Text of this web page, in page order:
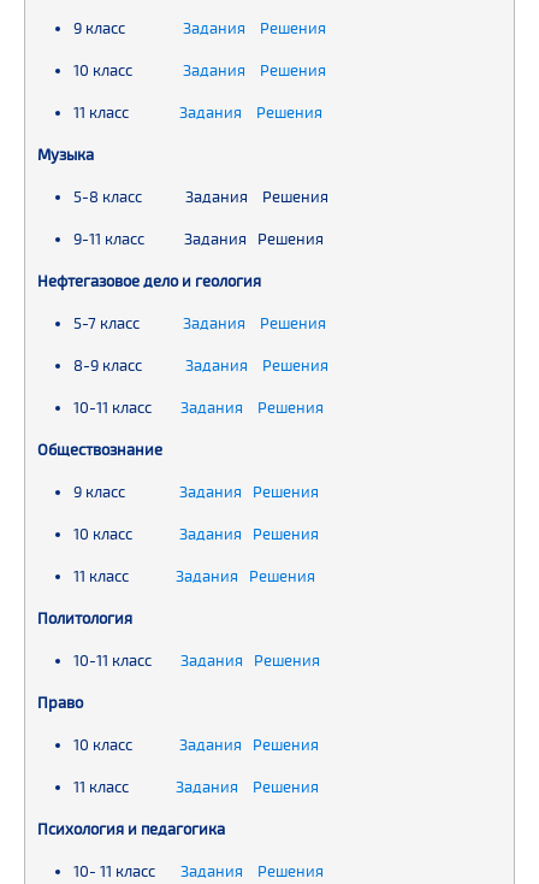
9 класс Задания Решения
10 класс Задания Решения
11 класс Задания Решения
Музыка
5-8 класс Задания Решения
9-11 класс Задания Решения
Нефтегазовое дело и геология
5-7 класс Задания Решения
8-9 класс Задания Решения
10-11 класс Задания Решения
Обществознание
9 класс Задания Решения
10 класс Задания Решения
11 класс Задания Решения
Политология
10-11 класс Задания Решения
Право
10 класс Задания Решения
11 класс Задания Решения
Психология и педагогика
10- 11 класс Задания Решения